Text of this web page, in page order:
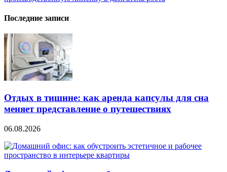
Последние записи
Отдых в тишине: как аренда капсулы для сна
меняет представление о путешествиях
06.08.2026